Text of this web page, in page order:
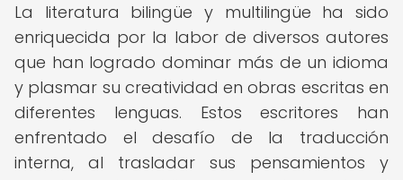
La literatura bilingüe y multilingüe ha sido
enriquecida por la labor de diversos autores
que han logrado dominar más de un idioma
y plasmar su creatividad en obras escritas en
diferentes lenguas. Estos escritores han
enfrentado el desafío de la traducción
interna, al trasladar sus pensamientos y